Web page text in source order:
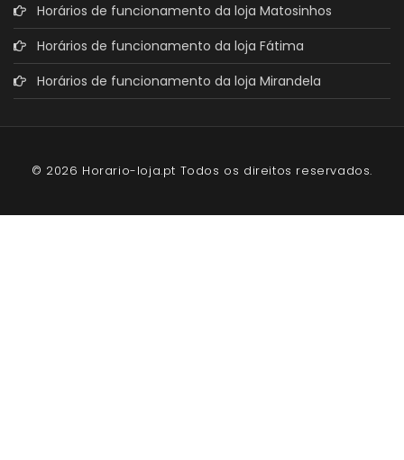
Horários de funcionamento da loja Matosinhos
Horários de funcionamento da loja Fátima
Horários de funcionamento da loja Mirandela
© 2026 Horario-loja.pt Todos os direitos reservados.